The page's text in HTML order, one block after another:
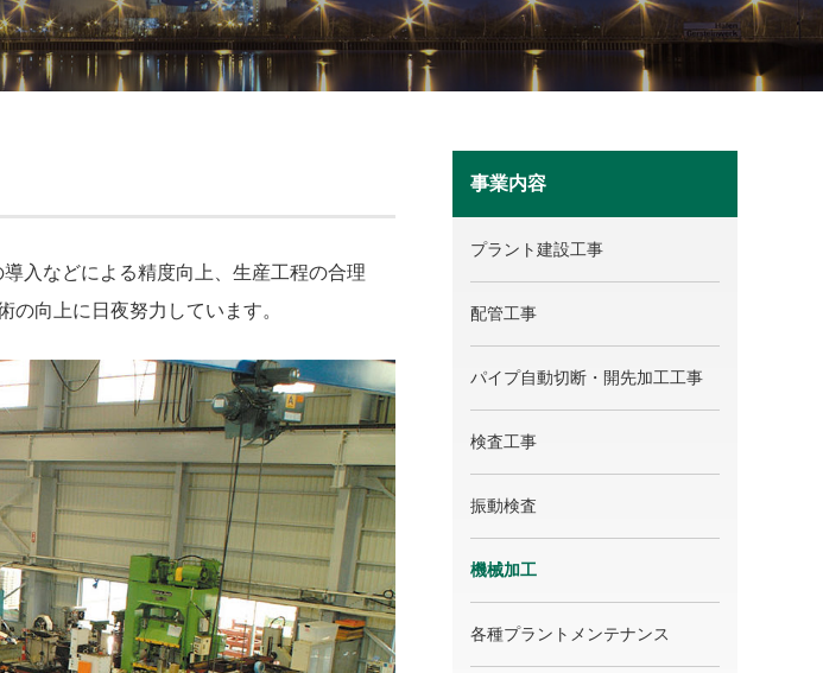
ロープアクセス 土木建築
入などによる精度向上、生産工程の合理
向上に日夜努力しています。
事業内容
プラント建設工事
配管工事
パイプ自動切断・開先加工工事
検査工事
振動検査
機械加工
各種プラントメンテナンス